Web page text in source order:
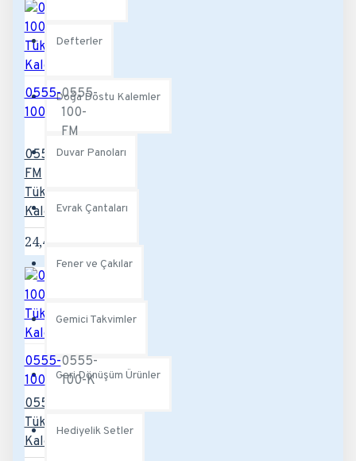
Defterler
Doğa Dostu Kalemler
Duvar Panoları
Evrak Çantaları
Fener ve Çakılar
Gemici Takvimler
Geri Dönüşüm Ürünler
Hediyelik Setler
0555-
100
0555-
100-
FM
0555-100-
FM
Tükenmez
Kalem
24,48TL
0555-
100
0555-
100-K
0555-100-K
Tükenmez
Kalem